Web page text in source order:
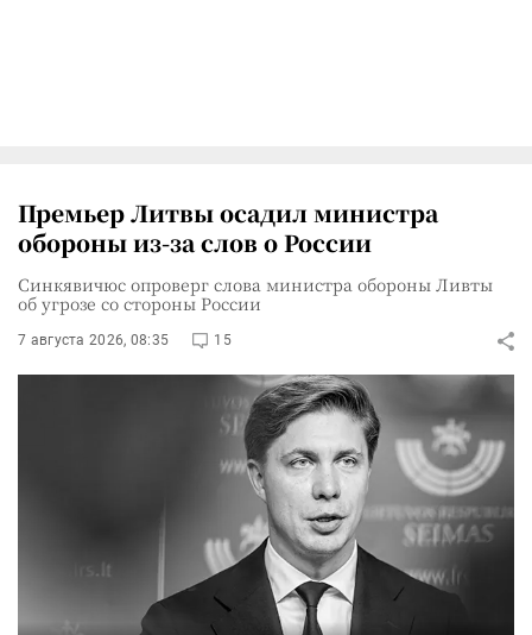
Премьер Литвы осадил министра
обороны из-за слов о России
Синкявичюс опроверг слова министра обороны Ливты
об угрозе со стороны России
7 августа 2026, 08:35 15